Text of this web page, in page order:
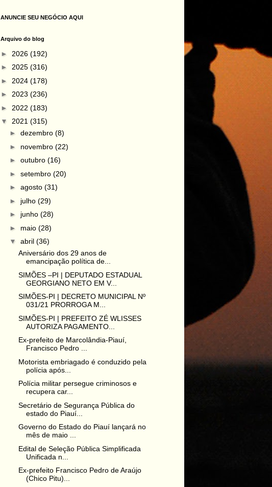
ANUNCIE SEU NEGÓCIO AQUI
Arquivo do blog
► 2026 (192)
► 2025 (316)
► 2024 (178)
► 2023 (236)
► 2022 (183)
▼ 2021 (315)
► dezembro (8)
► novembro (22)
► outubro (16)
► setembro (20)
► agosto (31)
► julho (29)
► junho (28)
► maio (28)
▼ abril (36)
Aniversário dos 29 anos de
emancipação política de...
SIMÕES –PI | DEPUTADO ESTADUAL
GEORGIANO NETO EM V...
SIMÕES-PI | DECRETO MUNICIPAL Nº
031/21 PRORROGA M...
SIMÕES-PI | PREFEITO ZÉ WLISSES
AUTORIZA PAGAMENTO...
Ex-prefeito de Marcolândia-Piauí,
Francisco Pedro ...
Motorista embriagado é conduzido pela
polícia após...
Polícia militar persegue criminosos e
recupera car...
Secretário de Segurança Pública do
estado do Piauí...
Governo do Estado do Piauí lançará no
mês de maio ...
Edital de Seleção Pública Simplificada
Unificada n...
Ex-prefeito Francisco Pedro de Araújo
(Chico Pitu)...